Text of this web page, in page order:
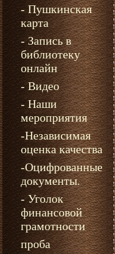
- Пушкинская
карта
- Запись в
библиотеку
онлайн
- Видео
- Наши
мероприятия
-Независимая
оценка качества
-Оцифрованные
документы.
- Уголок
финансовой
грамотности
проба